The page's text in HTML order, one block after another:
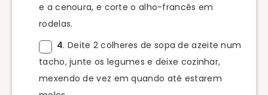
e a cenoura, e corte o alho-francês em
rodelas.
4. Deite 2 colheres de sopa de azeite num
tacho, junte os legumes e deixe cozinhar,
mexendo de vez em quando até estarem